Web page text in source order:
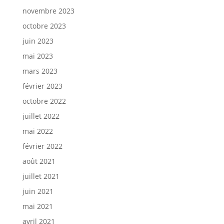
novembre 2023
octobre 2023
juin 2023
mai 2023
mars 2023
février 2023
octobre 2022
juillet 2022
mai 2022
février 2022
août 2021
juillet 2021
juin 2021
mai 2021
avril 2021